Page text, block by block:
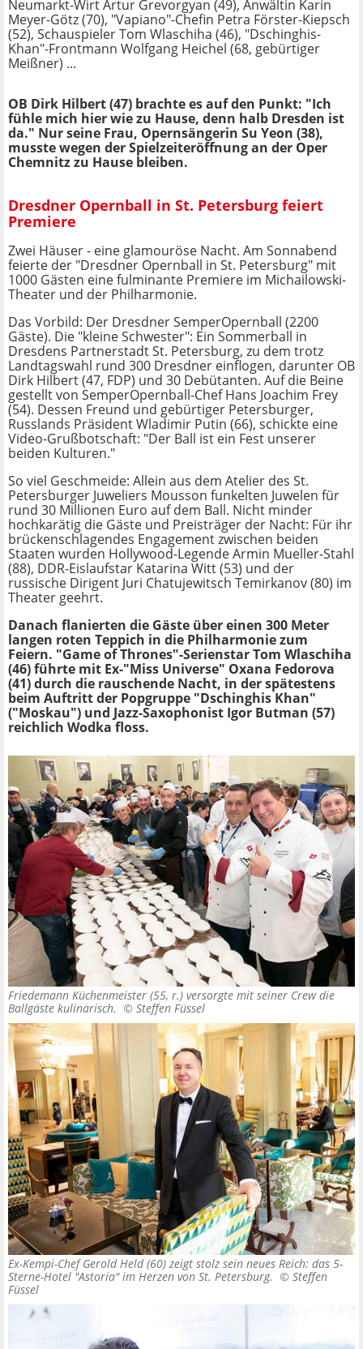
Neumarkt-Wirt Artur Grevorgyan (49), Anwältin Karin
Meyer-Götz (70), "Vapiano"-Chefin Petra Förster-Kiepsch
(52), Schauspieler Tom Wlaschiha (46), "Dschinghis-
Khan"-Frontmann Wolfgang Heichel (68, gebürtiger
Meißner) ...
OB Dirk Hilbert (47) brachte es auf den Punkt: "Ich
fühle mich hier wie zu Hause, denn halb Dresden ist
da." Nur seine Frau, Opernsängerin Su Yeon (38),
musste wegen der Spielzeiteröffnung an der Oper
Chemnitz zu Hause bleiben.
Dresdner Opernball in St. Petersburg feiert
Premiere
Zwei Häuser - eine glamouröse Nacht. Am Sonnabend
feierte der "Dresdner Opernball in St. Petersburg" mit
1000 Gästen eine fulminante Premiere im Michailowski-
Theater und der Philharmonie.
Das Vorbild: Der Dresdner SemperOpernball (2200
Gäste). Die "kleine Schwester": Ein Sommerball in
Dresdens Partnerstadt St. Petersburg, zu dem trotz
Landtagswahl rund 300 Dresdner einflogen, darunter OB
Dirk Hilbert (47, FDP) und 30 Debütanten. Auf die Beine
gestellt von SemperOpernball-Chef Hans Joachim Frey
(54). Dessen Freund und gebürtiger Petersburger,
Russlands Präsident Wladimir Putin (66), schickte eine
Video-Grußbotschaft: "Der Ball ist ein Fest unserer
beiden Kulturen."
So viel Geschmeide: Allein aus dem Atelier des St.
Petersburger Juweliers Mousson funkelten Juwelen für
rund 30 Millionen Euro auf dem Ball. Nicht minder
hochkarätig die Gäste und Preisträger der Nacht: Für ihr
brückenschlagendes Engagement zwischen beiden
Staaten wurden Hollywood-Legende Armin Mueller-Stahl
(88), DDR-Eislaufstar Katarina Witt (53) und der
russische Dirigent Juri Chatujewitsch Temirkanov (80) im
Theater geehrt.
Danach flanierten die Gäste über einen 300 Meter
langen roten Teppich in die Philharmonie zum
Feiern. "Game of Thrones"-Serienstar Tom Wlaschiha
(46) führte mit Ex-"Miss Universe" Oxana Fedorova
(41) durch die rauschende Nacht, in der spätestens
beim Auftritt der Popgruppe "Dschinghis Khan"
("Moskau") und Jazz-Saxophonist Igor Butman (57)
reichlich Wodka floss.
Friedemann Küchenmeister (55, r.) versorgte mit seiner Crew die
Ballgäste kulinarisch. © Steffen Füssel
Ex-Kempi-Chef Gerold Held (60) zeigt stolz sein neues Reich: das 5-
Sterne-Hotel "Astoria" im Herzen von St. Petersburg. © Steffen
Füssel